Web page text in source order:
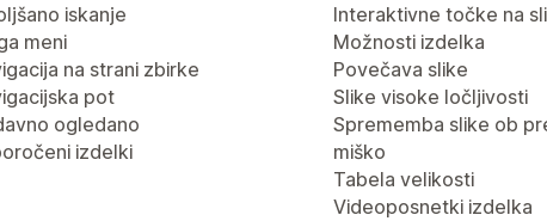
iskanje
meni
na strani zbirke
pot
ogledano
izdelki
Interaktivne točke na
Možnosti izdelka
Povečava slike
Slike visoke ločljivosti
Sprememba slike ob
miško
Tabela velikosti
Videoposnetki izdelka